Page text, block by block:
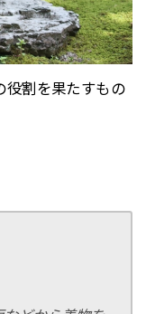
役割を果たすもの